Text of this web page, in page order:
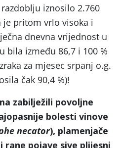
iznosilo 2.760
je pritom vrlo visoka i
dnevna vrijednost u
bila između 86,7 i 100 %
za mjesec srpanj o.g.
čak 90,4 %)!
zabilježili povoljne
bolesti vinove
necator), plamenjače
rane pojave sive plijesni